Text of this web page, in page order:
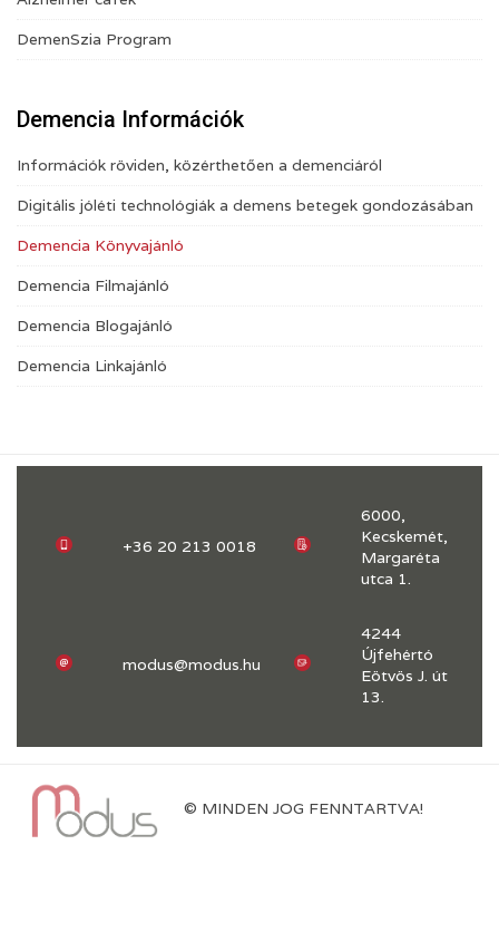
DemenSzia Program
Demencia Információk
Információk röviden, közérthetően a demenciáról
Digitális jóléti technológiák a demens betegek gondozásában
Demencia Könyvajánló
Demencia Filmajánló
Demencia Blogajánló
Demencia Linkajánló
+36 20 213 0018
6000,
Kecskemét,
Margaréta
utca 1.
modus@modus.hu
4244
Újfehértó
Eötvös J. út
13.
© MINDEN JOG FENNTARTVA!